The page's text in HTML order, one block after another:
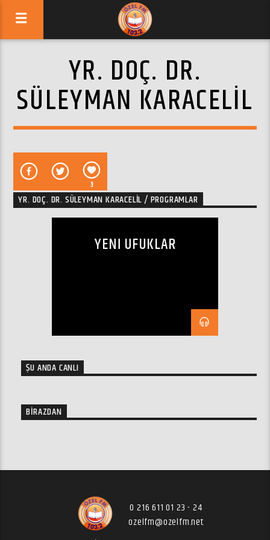
YR. DOÇ. DR.
SÜLEYMAN KARACELIL
3
YR. DOÇ. DR. SÜLEYMAN KARACELIL / PROGRAMLAR
YENI UFUKLAR
ŞU ANDA CANLI
BIRAZDAN
0 216 611 01 23 - 24
ozelfm@ozelfm.net